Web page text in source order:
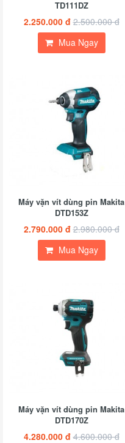
TD111DZ
2.250.000 đ 2.500.000 đ
Mua Ngay
Máy vặn vít dùng pin Makita
DTD153Z
2.790.000 đ 2.980.000 đ
Mua Ngay
Máy vặn vít dùng pin Makita
DTD170Z
4.280.000 đ 4.600.000 đ